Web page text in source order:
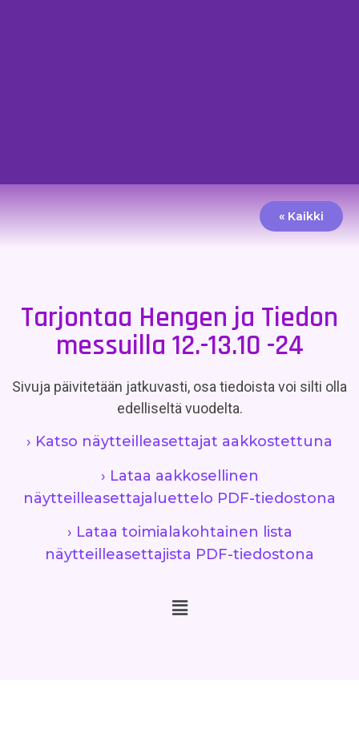
« Kaikki
Tarjontaa Hengen ja Tiedon
messuilla 12.-13.10 -24
Sivuja päivitetään jatkuvasti, osa tiedoista voi silti olla
edelliseltä vuodelta.
› Katso näytteilleasettajat aakkostettuna
› Lataa aakkosellinen
näytteilleasettajaluettelo PDF-tiedostona
› Lataa toimialakohtainen lista
näytteilleasettajista PDF-tiedostona